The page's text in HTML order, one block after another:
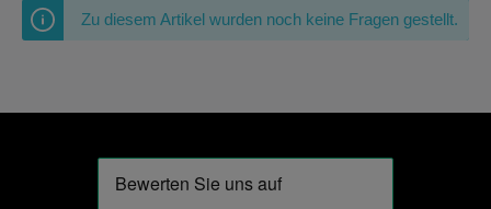
Zu diesem Artikel wurden noch keine Fragen gestellt.